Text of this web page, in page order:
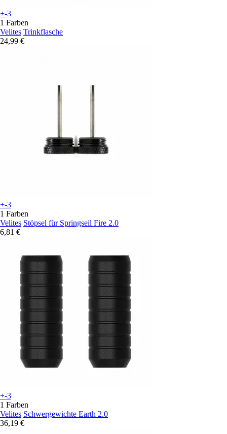
+-3
1 Farben
Velites Trinkflasche
24,99 €
+-3
1 Farben
Velites Stöpsel für Springseil Fire 2.0
6,81 €
+-3
1 Farben
Velites Schwergewichte Earth 2.0
36,19 €